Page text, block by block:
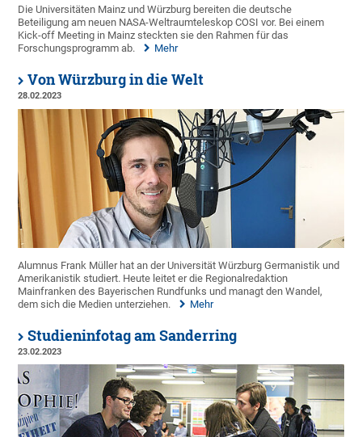
Die Universitäten Mainz und Würzburg bereiten die deutsche
Beteiligung am neuen NASA-Weltraumteleskop COSI vor. Bei einem
Kick-off Meeting in Mainz steckten sie den Rahmen für das
Forschungsprogramm ab.
Mehr
Von Würzburg in die Welt
28.02.2023
Alumnus Frank Müller hat an der Universität Würzburg Germanistik und
Amerikanistik studiert. Heute leitet er die Regionalredaktion
Mainfranken des Bayerischen Rundfunks und managt den Wandel,
dem sich die Medien unterziehen.
Mehr
Studieninfotag am Sanderring
23.02.2023